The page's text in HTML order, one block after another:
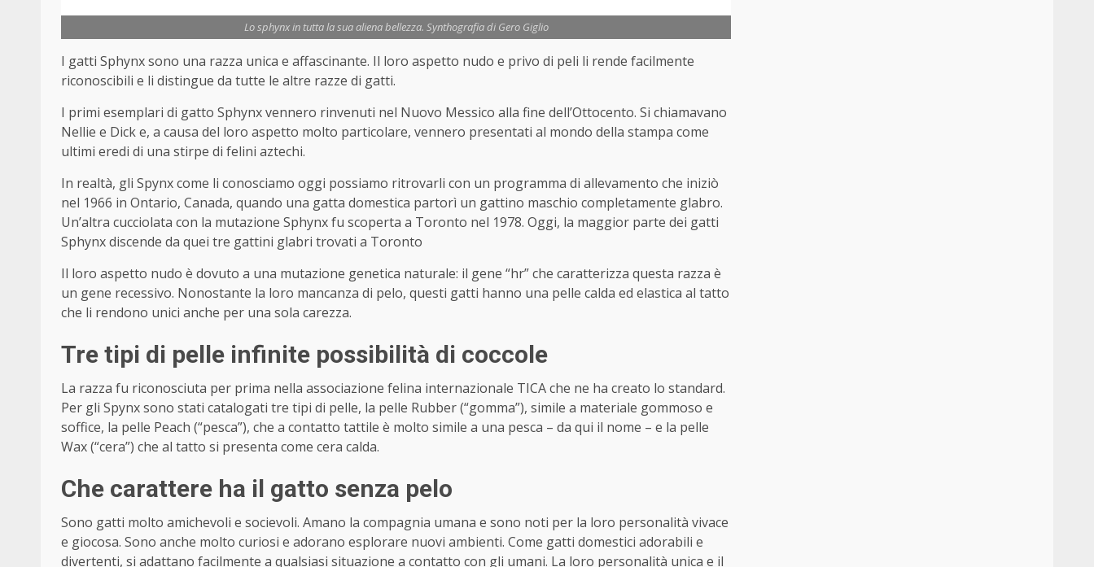
Lo sphynx in tutta la sua aliena bellezza. Synthografia di Gero Giglio
I gatti Sphynx sono una razza unica e affascinante. Il loro aspetto nudo e privo di peli li rende facilmente
riconoscibili e li distingue da tutte le altre razze di gatti.
I primi esemplari di gatto Sphynx vennero rinvenuti nel Nuovo Messico alla fine dell’Ottocento. Si chiamavano
Nellie e Dick e, a causa del loro aspetto molto particolare, vennero presentati al mondo della stampa come
ultimi eredi di una stirpe di felini aztechi.
In realtà, gli Spynx come li conosciamo oggi possiamo ritrovarli con un programma di allevamento che iniziò
nel 1966 in Ontario, Canada, quando una gatta domestica partorì un gattino maschio completamente glabro.
Un’altra cucciolata con la mutazione Sphynx fu scoperta a Toronto nel 1978. Oggi, la maggior parte dei gatti
Sphynx discende da quei tre gattini glabri trovati a Toronto
Il loro aspetto nudo è dovuto a una mutazione genetica naturale: il gene “hr” che caratterizza questa razza è
un gene recessivo. Nonostante la loro mancanza di pelo, questi gatti hanno una pelle calda ed elastica al tatto
che li rendono unici anche per una sola carezza.
Tre tipi di pelle infinite possibilità di coccole
La razza fu riconosciuta per prima nella associazione felina internazionale TICA che ne ha creato lo standard.
Per gli Spynx sono stati catalogati tre tipi di pelle, la pelle Rubber (“gomma”), simile a materiale gommoso e
soffice, la pelle Peach (“pesca”), che a contatto tattile è molto simile a una pesca – da qui il nome – e la pelle
Wax (“cera”) che al tatto si presenta come cera calda.
Che carattere ha il gatto senza pelo
Sono gatti molto amichevoli e socievoli. Amano la compagnia umana e sono noti per la loro personalità vivace
e giocosa. Sono anche molto curiosi e adorano esplorare nuovi ambienti. Come gatti domestici adorabili e
divertenti, si adattano facilmente a qualsiasi situazione a contatto con gli umani. La loro personalità unica e il